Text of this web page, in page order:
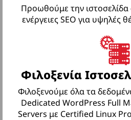
Προωθούμε την
ενέργειες SEO για υψηλές
Φιλοξενία
Φιλοξενούμε όλα τα
Dedicated WordPress Full
Servers με Certified Linux